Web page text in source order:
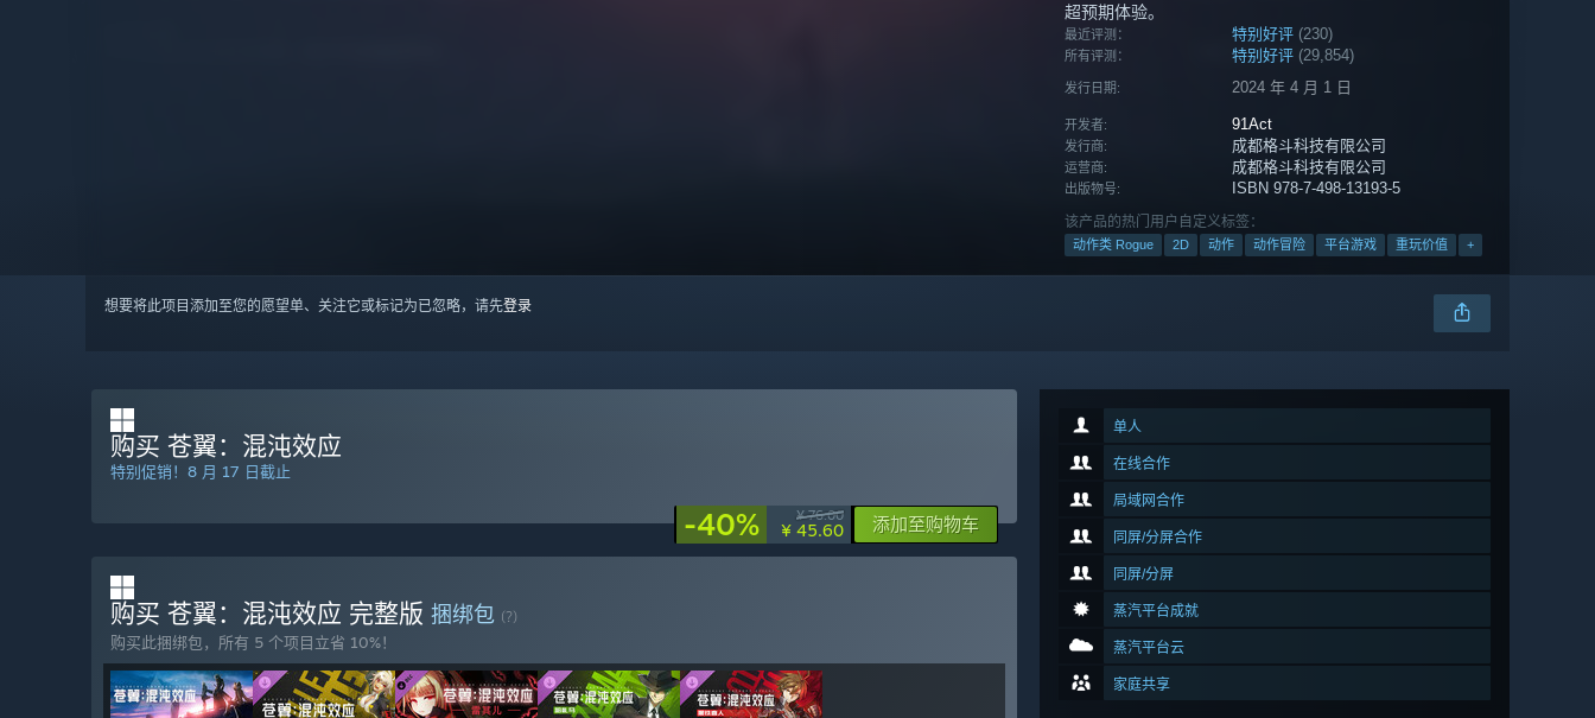
超预期体验。
最近评测： 特别好评 (230)
所有评测： 特别好评 (29,854)
发行日期: 2024 年 4 月 1 日
开发者: 91Act
发行商: 成都格斗科技有限公司
运营商: 成都格斗科技有限公司
出版物号: ISBN 978-7-498-13193-5
该产品的热门用户自定义标签：
动作类 Rogue 2D 动作 动作冒险 平台游戏 重玩价值 +
想要将此项目添加至您的愿望单、关注它或标记为已忽略，请先登录
单人
在线合作
局域网合作
同屏/分屏合作
同屏/分屏
蒸汽平台成就
蒸汽平台云
家庭共享
购买 苍翼：混沌效应
特别促销！8 月 17 日截止
-40% ¥ 76.00
¥ 45.60 添加至购物车
购买 苍翼：混沌效应 完整版 捆绑包 (?)
购买此捆绑包，所有 5 个项目立省 10%！